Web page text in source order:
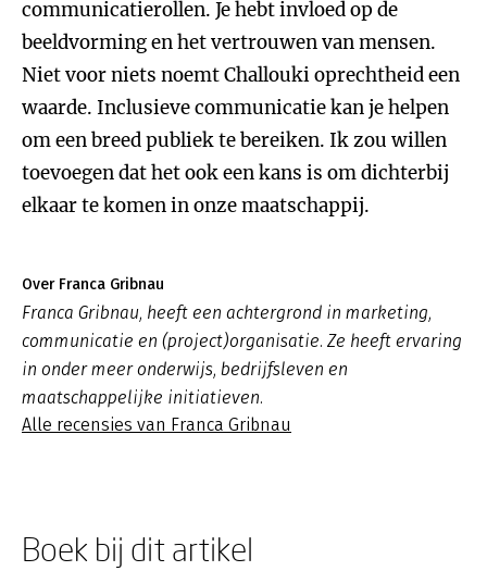
communicatierollen. Je hebt invloed op de
beeldvorming en het vertrouwen van mensen.
Niet voor niets noemt Challouki oprechtheid een
waarde. Inclusieve communicatie kan je helpen
om een breed publiek te bereiken. Ik zou willen
toevoegen dat het ook een kans is om dichterbij
elkaar te komen in onze maatschappij.
Over Franca Gribnau
Franca Gribnau, heeft een achtergrond in marketing,
communicatie en (project)organisatie. Ze heeft ervaring
in onder meer onderwijs, bedrijfsleven en
maatschappelijke initiatieven.
Alle recensies van Franca Gribnau
Boek bij dit artikel